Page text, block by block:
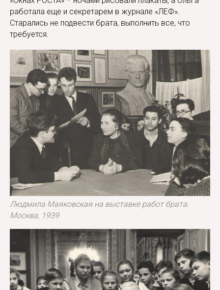
работала еще и секретарем в журнале «ЛЕФ».
Старались не подвести брата, выполнить все, что
требуется.
Людмила Маяковская на выставке работ брата.
Москва, 1939